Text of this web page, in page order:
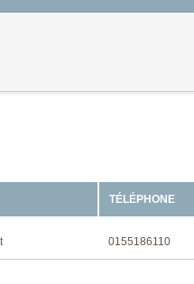
TÉLÉPHONE
0155186110